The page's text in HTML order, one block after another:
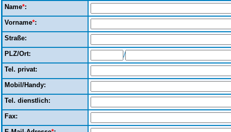
Name*:
Vorname*:
Straße:
PLZ/Ort: /
Tel. privat:
Mobil/Handy:
Tel. dienstlich:
Fax: